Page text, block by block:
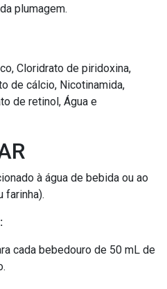
plumagem.
Cloridrato de piridoxina,
de cálcio, Nicotinamida,
de retinol, Água e
à água de bebida ou ao
farinha).
cada bebedouro de 50 mL de